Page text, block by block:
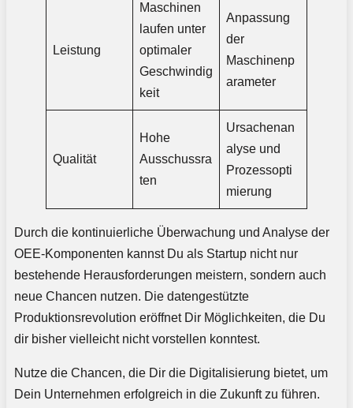
Leistung
Maschinen
laufen unter
optimaler
Geschwindig
keit
Anpassung
der
Maschinenp
arameter
Qualität
Hohe
Ausschussra
ten
Ursachenan
alyse und
Prozessopti
mierung
Durch die kontinuierliche Überwachung und Analyse der
OEE-Komponenten kannst Du als Startup nicht nur
bestehende Herausforderungen meistern, sondern auch
neue Chancen nutzen. Die datengestützte
Produktionsrevolution eröffnet Dir Möglichkeiten, die Du
dir bisher vielleicht nicht vorstellen konntest.
Nutze die Chancen, die Dir die Digitalisierung bietet, um
Dein Unternehmen erfolgreich in die Zukunft zu führen.